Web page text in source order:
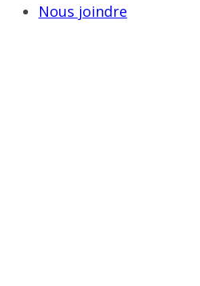
Nous joindre